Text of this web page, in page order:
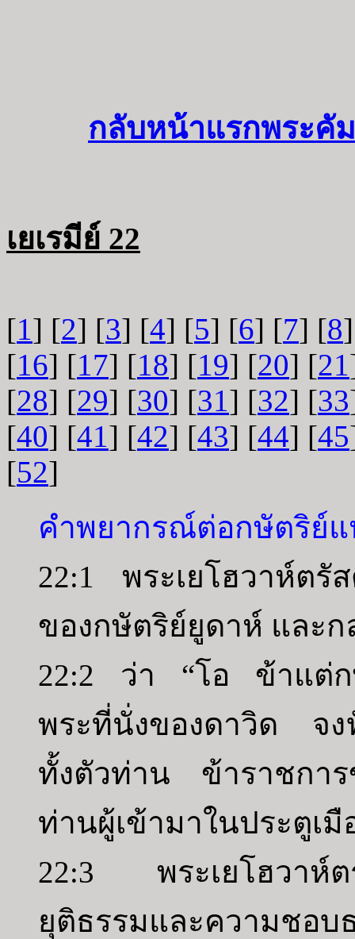
กลับหน้าแรกพระคั
เยเรมีย์ 22
[1] [2] [3] [4] [5] [6] [7] [8
[16] [17] [18] [19] [20] [21
[28] [29] [30] [31] [32] [33
[40] [41] [42] [43] [44] [45
[52]
คำพยากรณ์ต่อกษัตริย์แ
22:1 พระเยโฮวาห์ตรั
ของกษัตริย์ยูดาห์ และ
22:2 ว่า “โอ ข้าแต่
พระที่นั่งของดาวิด จง
ทั้งตัวท่าน ข้าราชกา
ท่านผู้เข้ามาในประตูเมื
22:3 พระเยโฮวาห์
ยุติธรรมและความชอ